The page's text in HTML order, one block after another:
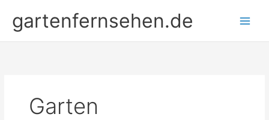
Inhalt
springen
gartenfernsehen.de
Garten